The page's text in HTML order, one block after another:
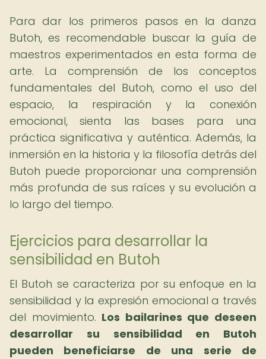
Para dar los primeros pasos en la danza
Butoh, es recomendable buscar la guía de
maestros experimentados en esta forma de
arte. La comprensión de los conceptos
fundamentales del Butoh, como el uso del
espacio, la respiración y la conexión
emocional, sienta las bases para una
práctica significativa y auténtica. Además, la
inmersión en la historia y la filosofía detrás del
Butoh puede proporcionar una comprensión
más profunda de sus raíces y su evolución a
lo largo del tiempo.
Ejercicios para desarrollar la
sensibilidad en Butoh
El Butoh se caracteriza por su enfoque en la
sensibilidad y la expresión emocional a través
del movimiento. Los bailarines que deseen
desarrollar su sensibilidad en Butoh
pueden beneficiarse de una serie de